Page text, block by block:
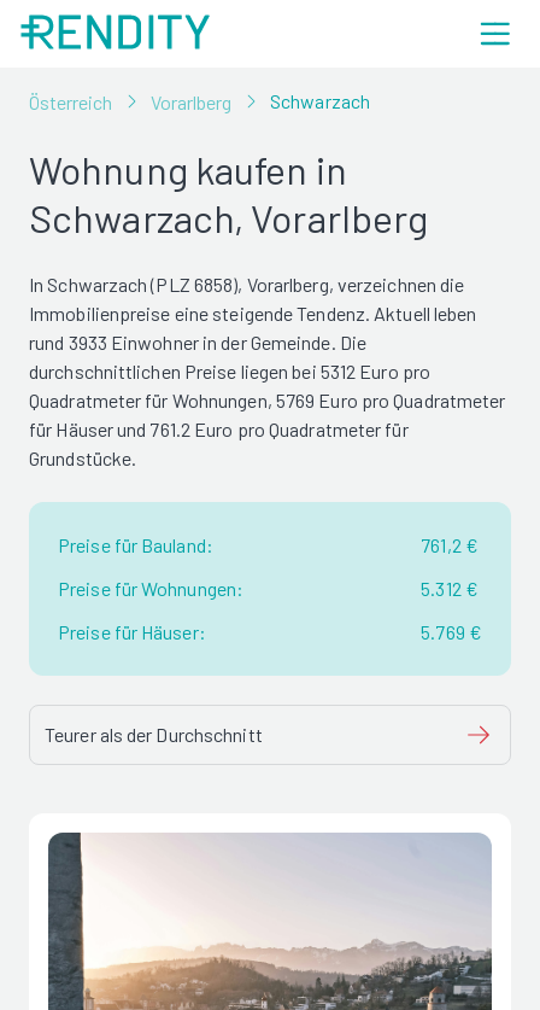
Österreich Vorarlberg Schwarzach
Wohnung kaufen in
Schwarzach, Vorarlberg
In Schwarzach (PLZ 6858), Vorarlberg, verzeichnen die
Immobilienpreise eine steigende Tendenz. Aktuell leben
rund 3933 Einwohner in der Gemeinde. Die
durchschnittlichen Preise liegen bei 5312 Euro pro
Quadratmeter für Wohnungen, 5769 Euro pro Quadratmeter
für Häuser und 761.2 Euro pro Quadratmeter für
Grundstücke.
Preise für Bauland:
761,2 €
Preise für Wohnungen:
5.312 €
Preise für Häuser:
5.769 €
Teurer als der Durchschnitt